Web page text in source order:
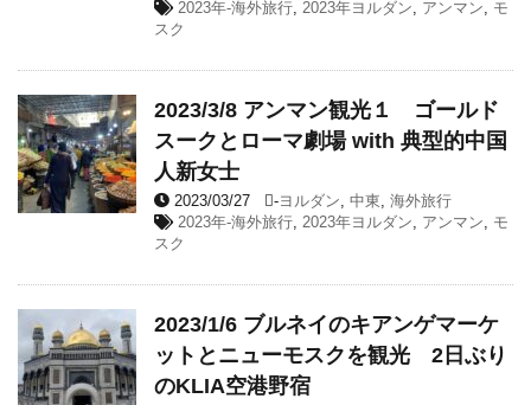
2023年-海外旅行, 2023年ヨルダン, アンマン, モ
スク
2023/3/8 アンマン観光１ ゴールド
スークとローマ劇場 with 典型的中国
人新女士
2023/03/27 -ヨルダン, 中東, 海外旅行
2023年-海外旅行, 2023年ヨルダン, アンマン, モ
スク
2023/1/6 ブルネイのキアンゲマーケ
ットとニューモスクを観光 2日ぶり
のKLIA空港野宿